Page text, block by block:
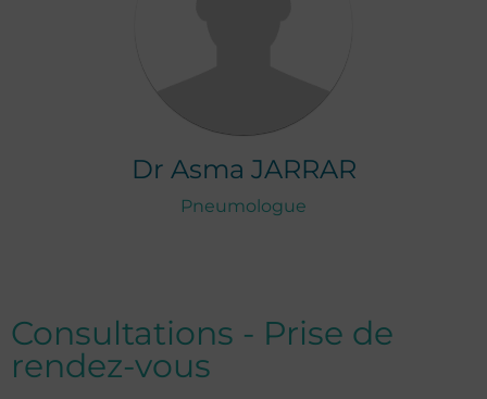
Dr Asma JARRAR
Pneumologue
Consultations - Prise de
rendez-vous